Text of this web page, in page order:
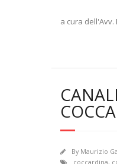
a cura
By Maurizio
coccardina,